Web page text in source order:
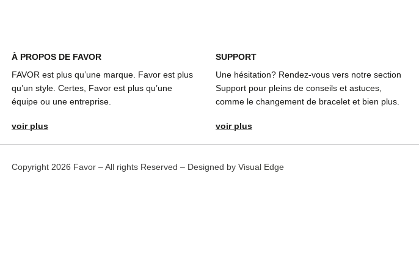
À PROPOS DE FAVOR
FAVOR est plus qu’une marque. Favor est plus
qu’un style. Certes, Favor est plus qu’une
équipe ou une entreprise.
voir plus
SUPPORT
Une hésitation? Rendez-vous vers notre section
Support pour pleins de conseils et astuces,
comme le changement de bracelet et bien plus.
voir plus
Copyright 2026 Favor – All rights Reserved – Designed by Visual Edge